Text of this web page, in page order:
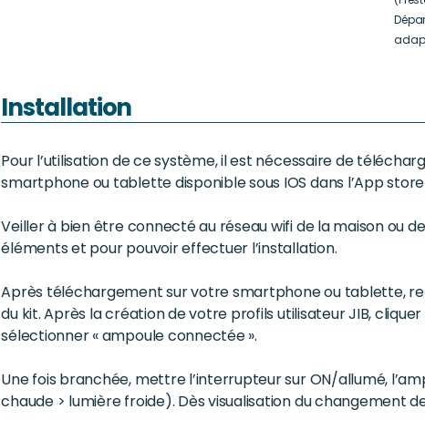
Installation
Pour l’utilisation de ce système, il est nécessaire de
smartphone ou tablette disponible sous IOS dans l’App
Veiller à bien être connecté au réseau wifi de la maison ou
éléments et pour pouvoir effectuer l’installation.
Après téléchargement sur votre smartphone ou tablette,
du kit. Après la création de votre profils utilisateur JIB, cliquer
sélectionner « ampoule connectée ».
Une fois branchée, mettre l’interrupteur sur ON/allumé,
chaude > lumière froide). Dès visualisation du changement